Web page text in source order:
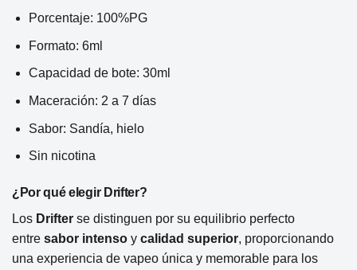
Porcentaje: 100%PG
Formato: 6ml
Capacidad de bote: 30ml
Maceración: 2 a 7 días
Sabor: Sandía, hielo
Sin nicotina
¿Por qué elegir Drifter?
Los Drifter se distinguen por su equilibrio perfecto
entre sabor intenso y calidad superior, proporcionando
una experiencia de vapeo única y memorable para los